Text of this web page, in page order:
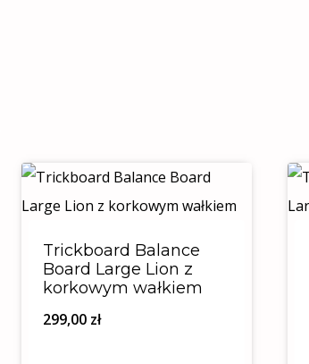
Trickboard Balance
Board Large Lion z
korkowym wałkiem
299,00 zł